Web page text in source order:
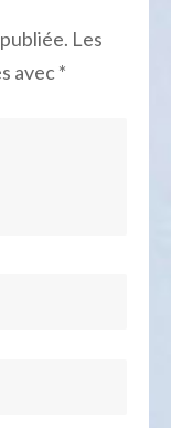
Les
avec*